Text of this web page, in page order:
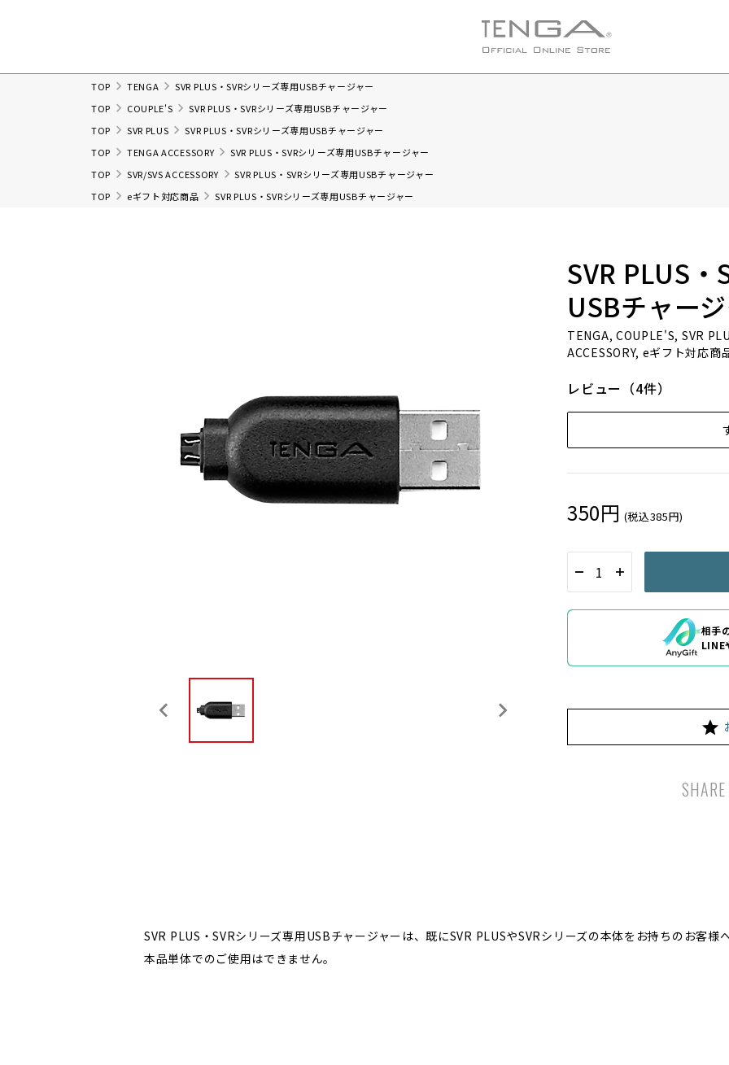
TOP TENGA
SVR PLUS・SVRシリーズ専用USBチャージャー
TOP
COUPLE'S
SVR PLUS・SVRシリーズ専用USBチャージャー
TOP
SVR PLUS
SVR PLUS・SVRシリーズ専用USBチャージャー
TOP
TENGA ACCESSORY
SVR PLUS・SVRシリーズ専用USBチャージャー
TOP
SVR/SVS ACCESSORY
SVR PLUS・SVRシリーズ専用USBチャージャー
TOP
eギフト対応商品 SVR PLUS・SVRシリーズ専用USBチャージャー
SVR PLUS・
USBチャー
TENGA, COUPLE'S, SVR
ACCESSORY, eギフト対応商
レビュー（4件）
350円 (税込385円)
相手
LINE
SHARE
SVR PLUS・SVRシリーズ専用USBチャージャーは、既にSVR PLUSやSVRシリーズの本体をお持ちのお客様
本品単体でのご使用はできません。